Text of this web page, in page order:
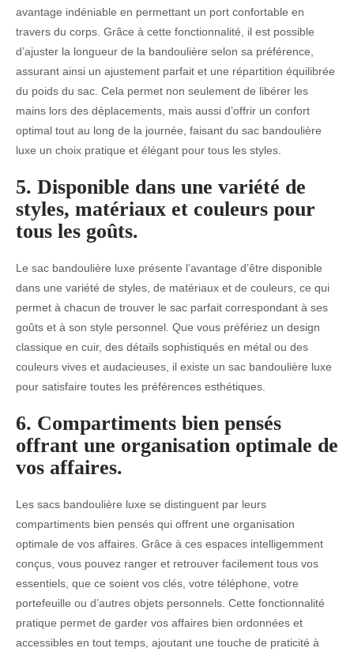
avantage indéniable en permettant un port confortable en
travers du corps. Grâce à cette fonctionnalité, il est possible
d’ajuster la longueur de la bandoulière selon sa préférence,
assurant ainsi un ajustement parfait et une répartition équilibrée
du poids du sac. Cela permet non seulement de libérer les
mains lors des déplacements, mais aussi d’offrir un confort
optimal tout au long de la journée, faisant du sac bandoulière
luxe un choix pratique et élégant pour tous les styles.
5. Disponible dans une variété de
styles, matériaux et couleurs pour
tous les goûts.
Le sac bandoulière luxe présente l’avantage d’être disponible
dans une variété de styles, de matériaux et de couleurs, ce qui
permet à chacun de trouver le sac parfait correspondant à ses
goûts et à son style personnel. Que vous préfériez un design
classique en cuir, des détails sophistiqués en métal ou des
couleurs vives et audacieuses, il existe un sac bandoulière luxe
pour satisfaire toutes les préférences esthétiques.
6. Compartiments bien pensés
offrant une organisation optimale de
vos affaires.
Les sacs bandoulière luxe se distinguent par leurs
compartiments bien pensés qui offrent une organisation
optimale de vos affaires. Grâce à ces espaces intelligemment
conçus, vous pouvez ranger et retrouver facilement tous vos
essentiels, que ce soient vos clés, votre téléphone, votre
portefeuille ou d’autres objets personnels. Cette fonctionnalité
pratique permet de garder vos affaires bien ordonnées et
accessibles en tout temps, ajoutant une touche de praticité à